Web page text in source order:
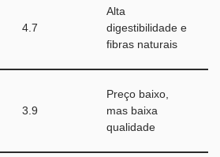
4.7
Alta
digestibilidade e
fibras naturais
3.9
Preço baixo,
mas baixa
qualidade